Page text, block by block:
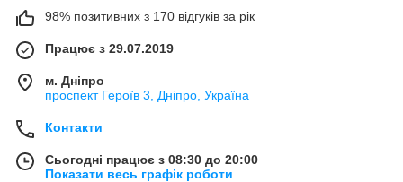
98% позитивних з 170 відгуків за рік
Працює з 29.07.2019
м. Дніпро
проспект Героїв 3, Дніпро, Україна
Контакти
Сьогодні працює з 08:30 до 20:00
Показати весь графік роботи